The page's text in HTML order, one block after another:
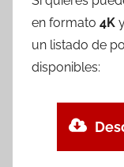
en formato 4K
un listado de
disponibles: